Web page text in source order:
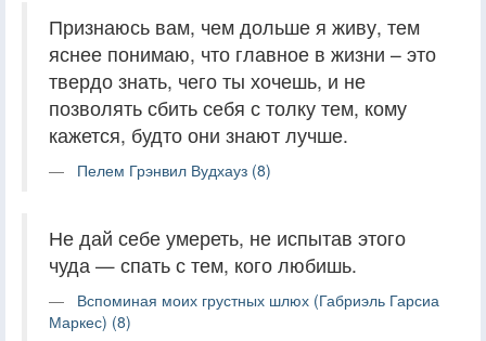
Признаюсь вам, чем дольше я живу, тем
яснее понимаю, что главное в жизни – это
твердо знать, чего ты хочешь, и не
позволять сбить себя с толку тем, кому
кажется, будто они знают лучше.
Пелем Грэнвил Вудхауз (8)
Не дай себе умереть, не испытав этого
чуда — спать с тем, кого любишь.
Вспоминая моих грустных шлюх (Габриэль Гарсиа
Маркес) (8)